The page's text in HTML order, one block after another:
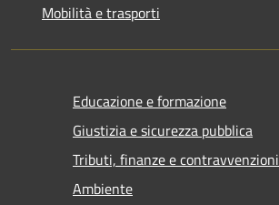
Mobilità e trasporti
Educazione e formazione
Giustizia e sicurezza pubblica
Tributi, finanze e contravvenzioni
Ambiente